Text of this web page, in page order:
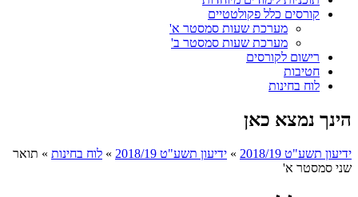
קורסים כלל פקולטטיים
מערכת שעות סמסטר א'
מערכת שעות סמסטר ב'
רישום לקורסים
חטיבות
לוח בחינות
הינך נמצא כאן
ידיעון תשע"ט 2018/19 » ידיעון תשע"ט 2018/19 » לוח בחינות » תואר
שני סמסטר א'